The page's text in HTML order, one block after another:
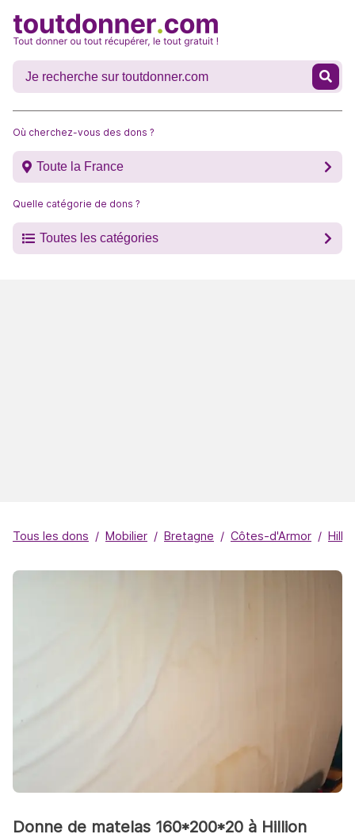
Où cherchez-vous des dons ?
Toute la France
Quelle catégorie de dons ?
Toutes les catégories
Tous les dons Mobilier Bretagne Côtes-d'Armor
Donne de matelas 160*200*20 à Hillion